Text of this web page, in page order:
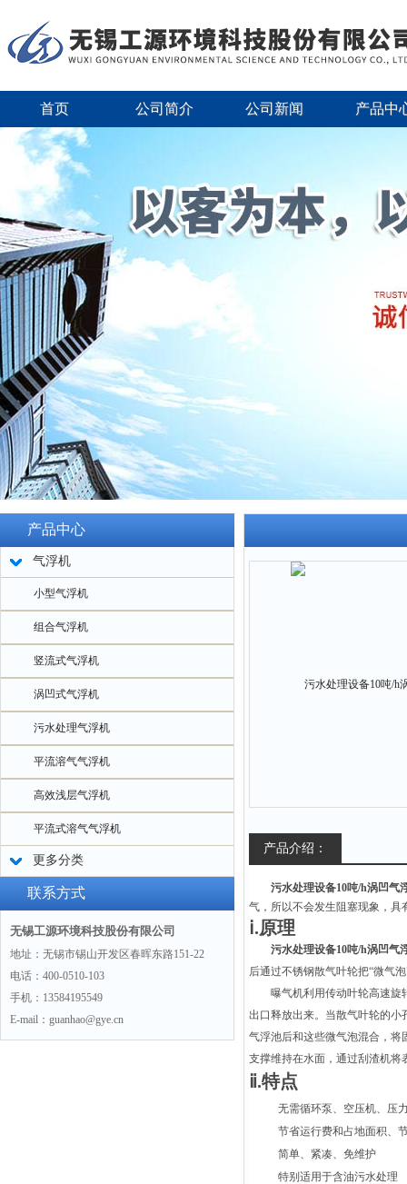
首页 公司简介 公司新闻 产品中
产品中心
气浮机
小型气浮机
组合气浮机
竖流式气浮机
涡凹式气浮机
污水处理气浮机
平流溶气气浮机
高效浅层气浮机
平流式溶气气浮机
更多分类
联系方式
无锡工源环境科技股份有限公司
地址：无锡市锡山开发区春晖东路151-22
电话：400-0510-103
手机：13584195549
E-mail：guanhao@gye.cn
产品介绍：
污水处理设备10吨/h涡凹气
气，所以不会发生阻塞现象，具
ⅰ.原理
污水处理设备10吨/h涡凹气
后通过不锈钢散气叶轮把“微气
曝气机利用传动叶轮高速旋
出口释放出来。当散气叶轮的小
气浮池后和这些微气泡混合，将
支撑维持在水面，通过刮渣机将
ⅱ.特点
无需循环泵、空压机、压
节省运行费和占地面积、
简单、紧凑、免维护
特别适用于含油污水处理